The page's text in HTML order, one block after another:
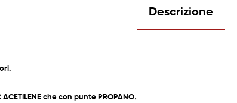
Descrizione
che con punte PROPANO.